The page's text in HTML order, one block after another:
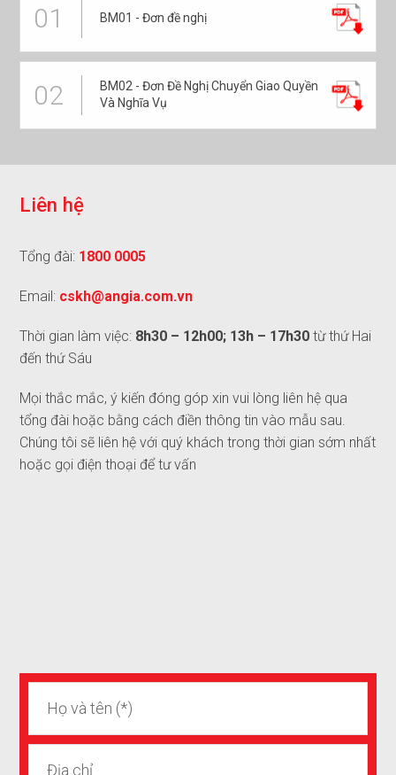
01 BM01 - Đơn đề nghị
02
BM02 - Đơn Đề Nghị Chuyển Giao Quyền
Và Nghĩa Vụ
Liên hệ
Tổng đài: 1800 0005
Email: cskh@angia.com.vn
Thời gian làm việc: 8h30 – 12h00; 13h – 17h30 từ thứ Hai
đến thứ Sáu
Mọi thắc mắc, ý kiến đóng góp xin vui lòng liên hệ qua
tổng đài hoặc bằng cách điền thông tin vào mẫu sau.
Chúng tôi sẽ liên hệ với quý khách trong thời gian sớm nhất
hoặc gọi điện thoại để tư vấn